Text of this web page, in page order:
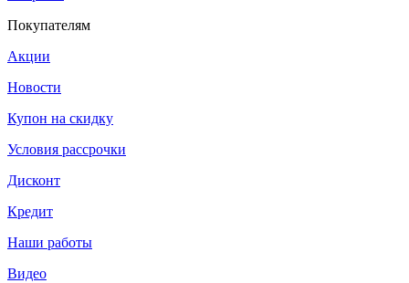
Покупателям
Акции
Новости
Купон на скидку
Условия рассрочки
Дисконт
Кредит
Наши работы
Видео